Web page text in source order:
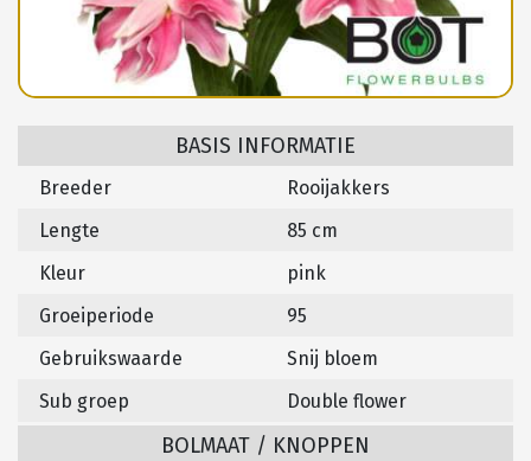
BASIS INFORMATIE
Breeder
Rooijakkers
Lengte
85 cm
Kleur
pink
Groeiperiode
95
Gebruikswaarde
Snij bloem
Sub groep
Double flower
BOLMAAT / KNOPPEN